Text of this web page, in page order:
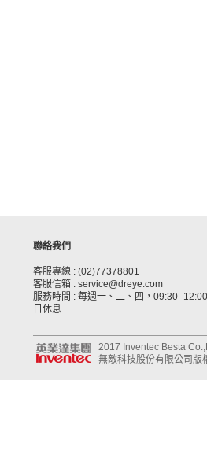
聯絡我們
客服專線 : (02)77378801
客服信箱 : service@dreye.com
服務時間 : 每週一、二、四，
日休息
2017 Inventec Besta
無敵科技股份有限公司版